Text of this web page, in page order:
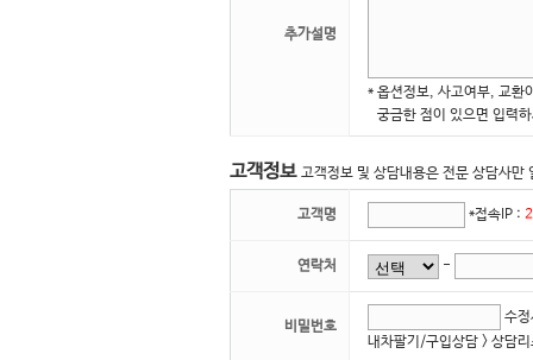
추가설명
* 옵션정보, 사고여부, 교환
궁금한 점이 있으면 입력
고객정보 고객정보 및 상담내용은 전문 상담사만
고객명 *접속IP :
연락처 -
비밀번호
수
내차팔기/구입상담 > 상담